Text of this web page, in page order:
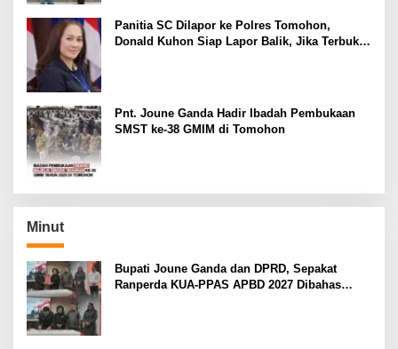
Panitia SC Dilapor ke Polres Tomohon,
Donald Kuhon Siap Lapor Balik, Jika Terbukti
Pnt. Joune Ganda Hadir Ibadah Pembukaan
SMST ke-38 GMIM di Tomohon
Minut
Bupati Joune Ganda dan DPRD, Sepakat
Ranperda KUA-PPAS APBD 2027 Dibahas